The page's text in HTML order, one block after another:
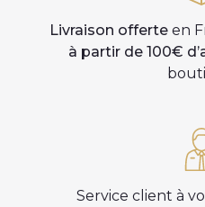
Livraison offerteen
à partir de 100€
Service client à